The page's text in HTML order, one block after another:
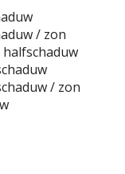
/ zon
/ zon